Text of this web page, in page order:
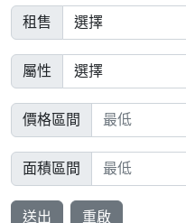
租售
屬性
價格區間
面積區間
送出 重啟